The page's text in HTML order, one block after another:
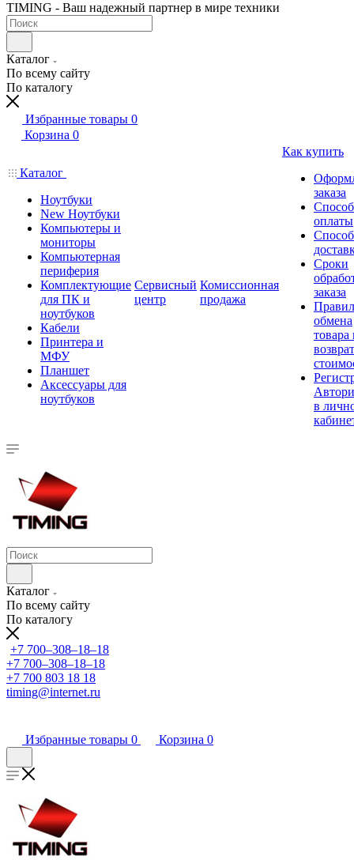
TIMING - Ваш надежный партнер в мире техники
Каталог
По всему сайту
По каталогу
Избранные товары 0
Корзина 0
Каталог
Ноутбуки
New Ноутбуки
Компьютеры и
мониторы
Компьютерная
периферия
Комплектующие
для ПК и
ноутбуков
Кабели
Принтера и
МФУ
Планшет
Аксессуары для
ноутбуков
Сервисный
центр
Комиссионная
продажа
Как купить
заказа
оплаты
Сроки
заказа
обмена
товара
в
Каталог
По всему сайту
По каталогу
+7 700‒308‒18‒18
+7 700‒308‒18‒18
+7 700 803 18 18
timing@internet.ru
Избранные товары 0 Корзина 0